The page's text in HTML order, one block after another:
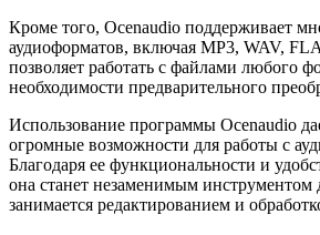
Кроме того, Ocenaudio поддерживает
аудиоформатов, включая MP3, WAV,
позволяет работать с файлами любого
необходимости предварительного
Использование программы Ocenaudio
огромные возможности для работы с
Благодаря ее функциональности и
она станет незаменимым инструментом
занимается редактированием и